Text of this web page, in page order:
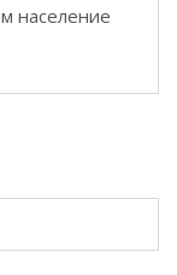
население